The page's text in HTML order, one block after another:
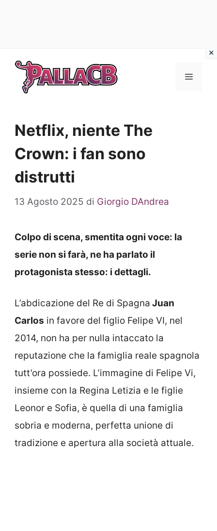
contenuto
Menu
Netflix, niente The
Crown: i fan sono
distrutti
13 Agosto 2025 di Giorgio DAndrea
Colpo di scena, smentita ogni voce: la
serie non si farà, ne ha parlato il
protagonista stesso: i dettagli.
L’abdicazione del Re di Spagna Juan
Carlos in favore del figlio Felipe VI, nel
2014, non ha per nulla intaccato la
reputazione che la famiglia reale spagnola
tutt’ora possiede. L’immagine di Felipe Vi,
insieme con la Regina Letizia e le figlie
Leonor e Sofia, è quella di una famiglia
sobria e moderna, perfetta unione di
tradizione e apertura alla società attuale.